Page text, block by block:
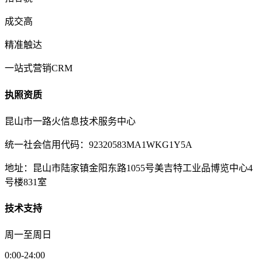
成交高
精准触达
一站式营销CRM
执照资质
昆山市一路火信息技术服务中心
统一社会信用代码：92320583MA1WKG1Y5A
地址：昆山市陆家镇金阳东路1055号美吉特工业品博览中心4
号楼831室
技术支持
周一至周日
0:00-24:00